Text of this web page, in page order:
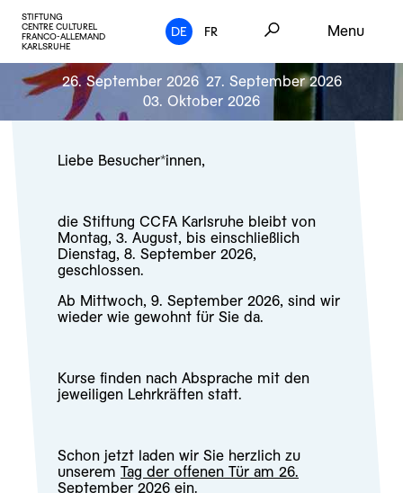
STIFTUNG
CENTRE CULTUREL
FRANCO-ALLEMAND
KARLSRUHE
DE FR Menu
26. September 2026 27. September 2026
03. Oktober 2026
Liebe Besucher*innen,
die Stiftung CCFA Karlsruhe bleibt von
Montag, 3. August, bis einschließlich
Dienstag, 8. September 2026,
geschlossen.
Ab Mittwoch, 9. September 2026, sind wir
wieder wie gewohnt für Sie da.
Kurse finden nach Absprache mit den
jeweiligen Lehrkräften statt.
Schon jetzt laden wir Sie herzlich zu
unserem Tag der offenen Tür am 26.
September 2026ein.